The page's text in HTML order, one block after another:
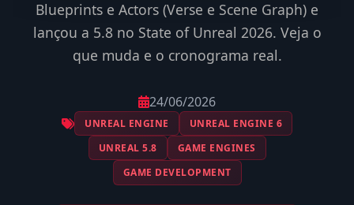
Blueprints e Actors (Verse e Scene Graph) e
lançou a 5.8 no State of Unreal 2026. Veja o
que muda e o cronograma real.
24/06/2026
UNREAL ENGINE
UNREAL ENGINE 6
UNREAL 5.8
GAME ENGINES
GAME DEVELOPMENT